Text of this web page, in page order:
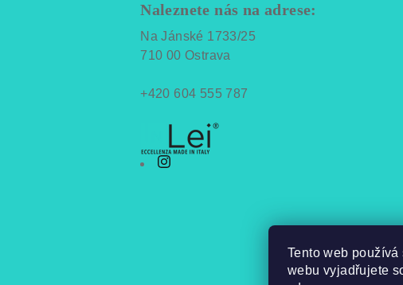
Tento web
webu vyjadřujete
Naleznete nás na adrese:
Na Jánské 1733/25
710 00 Ostrava
+420 604 555 787